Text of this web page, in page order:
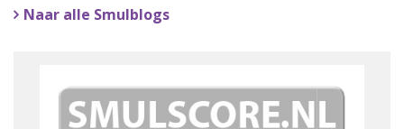
Naar alle Smulblogs